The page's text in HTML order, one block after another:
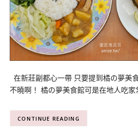
在新莊副都心一帶 只要提到橘の夢美
不曉啊！ 橘の夢美食館可是在地人吃
CONTINUE READING